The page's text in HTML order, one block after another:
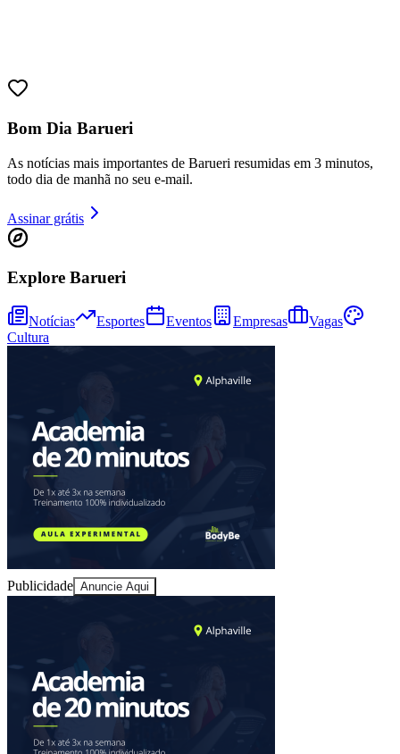
Athletico-PR
Bragantino
Bom Dia Barueri
As notícias mais importantes de Barueri resumidas em 3 minutos,
todo dia de manhã no seu e-mail.
Assinar grátis
Explore Barueri
Notícias Esportes Eventos Empresas
Vagas
Cultura
Publicidade Anuncie Aqui